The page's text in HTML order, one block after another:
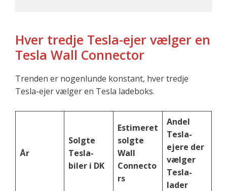
Hver tredje Tesla-ejer vælger en
Tesla Wall Connector
Trenden er nogenlunde konstant, hver tredje
Tesla-ejer vælger en Tesla ladeboks.
År
Solgte
Tesla-
biler i DK
Estimeret
solgte
Wall
Connecto
rs
Andel
Tesla-
ejere der
vælger
Tesla-
lader